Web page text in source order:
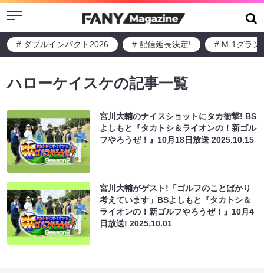
Menu
# ダブルインパクト2026 # 配信延長決定! # M-1グラン
ハローケイスケの記事一覧
宮川大輔のナイスショットにタカ衝撃! BS
よしもと『タカトシ＆ライオンの！新ゴル
フやろうぜ！』10月18日放送2025.10.15
宮川大輔がゲスト!「ゴルフのことばかり
考えています」BSよしもと『タカトシ＆
ライオンの！新ゴルフやろうぜ！』10月4
日放送!2025.10.01